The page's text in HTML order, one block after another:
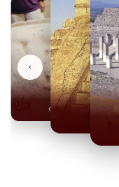
Olmecas
‹